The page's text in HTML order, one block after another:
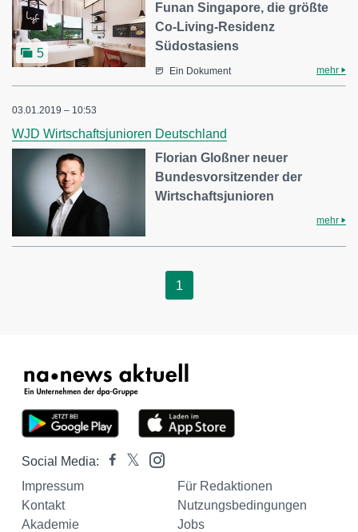
5
Funan Singapore, die größte
Co-Living-Residenz
Südostasiens
Ein Dokument mehr
03.01.2019 – 10:53
WJD Wirtschaftsjunioren Deutschland
Florian Gloßner neuer
Bundesvorsitzender der
Wirtschaftsjunioren
mehr
1
Social Media:
Impressum
Für Redaktionen
Kontakt
Nutzungsbedingungen
Akademie
Jobs